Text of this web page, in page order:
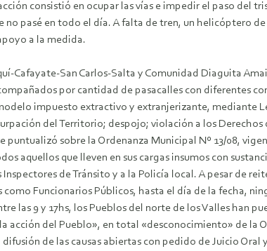
consistió en ocupar las vías e impedir el paso del
pasé en todo el día. A falta de tren, un helicóptero de
a la medida.
Cafayate-San Carlos-Salta y Comunidad Diaguita
por cantidad de pasacalles con diferentes
impuesto extractivo y extranjerizante, mediante
del Territorio; despojo; violación a los
sobre la Ordenanza Municipal Nº 13/08,
que lleven en sus cargas insumos con
de Tránsito y a la Policía local. A pesar de
Funcionarios Públicos, hasta el día de la fecha,
las 9 y 17hs, los Pueblos del norte de los Valles han
del Pueblo», en total «desconocimiento» de la
de las causas abiertas con pedido de Juicio Oral